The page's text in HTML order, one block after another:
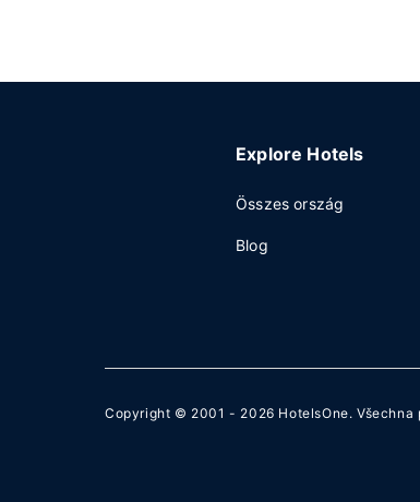
Explore Hotels
Összes ország
Blog
Copyright © 2001 - 2026 HotelsOne.